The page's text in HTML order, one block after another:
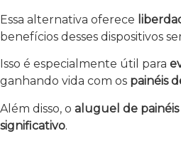
Essa alternativa oferece
benefícios desses dispositivos
Isso é especialmente útil para
ganhando vida com os painéis
Além disso, o aluguel de painéis
significativo.